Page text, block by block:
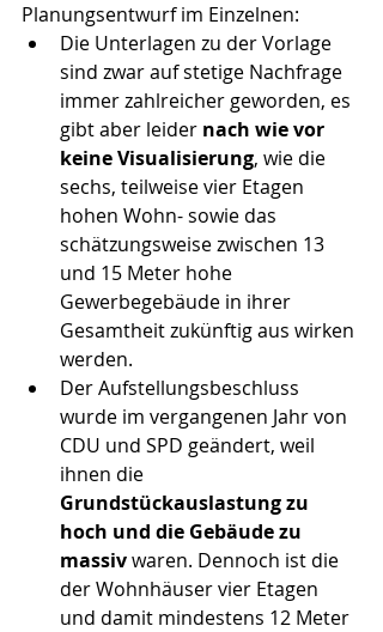
Planungsentwurf im Einzelnen:
Die Unterlagen zu der Vorlage
sind zwar auf stetige Nachfrage
immer zahlreicher geworden, es
gibt aber leider nach wie vor
keine Visualisierung, wie die
sechs, teilweise vier Etagen
hohen Wohn- sowie das
schätzungsweise zwischen 13
und 15 Meter hohe
Gewerbegebäude in ihrer
Gesamtheit zukünftig aus wirken
werden.
Der Aufstellungsbeschluss
wurde im vergangenen Jahr von
CDU und SPD geändert, weil
ihnen die
Grundstückauslastung zu
hoch und die Gebäude zu
massiv waren. Dennoch ist die
der Wohnhäuser vier Etagen
und damit mindestens 12 Meter